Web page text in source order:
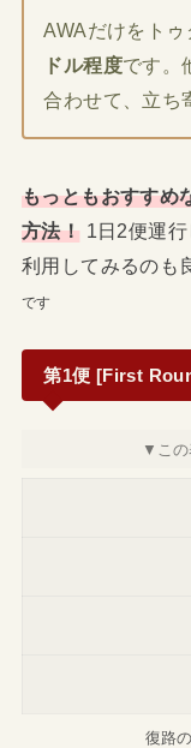
AWAだけをトゥ
ドル程度です。
合わせて、立ち
もっともおすすめ
方法！ 1日2便運
利用してみるのも
です
第1便 [First
復路